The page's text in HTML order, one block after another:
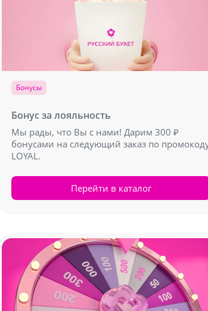
Бонусы
Бонус за лояльность
Мы рады, что Вы с нами! Дарим 300 ₽
бонусами на следующий заказ по
LOYAL.
Перейти в каталог